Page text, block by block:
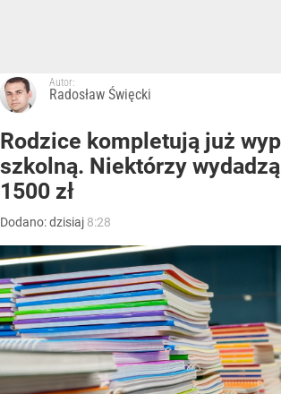
Autor:
Radosław Święcki
Rodzice kompletują już
szkolną. Niektórzy
1500 zł
Dodano:dzisiaj 8:28